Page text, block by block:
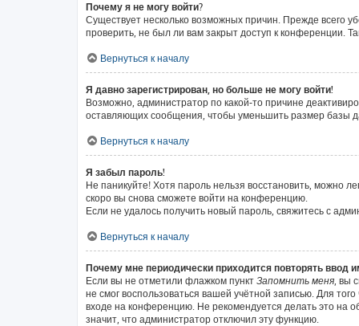
Почему я не могу войти?
Существует несколько возможных причин. Прежде всего
проверить, не был ли вам закрыт доступ к конференции.
Вернуться к началу
Я давно зарегистрирован, но больше не могу войти!
Возможно, администратор по какой-то причине
оставляющих сообщения, чтобы уменьшить размер базы
Вернуться к началу
Я забыл пароль!
Не паникуйте! Хотя пароль нельзя восстановить, можно
скоро вы снова сможете войти на конференцию.
Если не удалось получить новый пароль, свяжитесь с
Вернуться к началу
Почему мне периодически приходится повторять ввод
Если вы не отметили флажком пункт Запомнить меня, вы
не смог воспользоваться вашей учётной записью. Для
входе на конференцию. Не рекомендуется делать это на
значит, что администратор отключил эту функцию.